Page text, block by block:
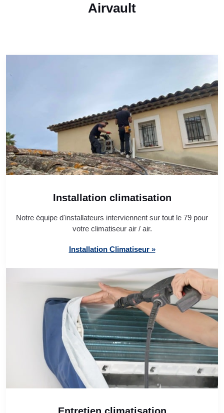
Airvault
Installation climatisation
Notre équipe d'installateurs interviennent sur tout le 79 pour
votre climatiseur air / air.
Installation Climatiseur »